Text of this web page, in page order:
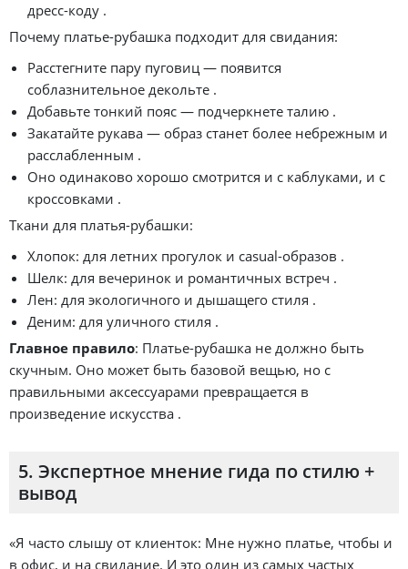
дресс-коду .
Почему платье-рубашка подходит для свидания:
Расстегните пару пуговиц — появится
соблазнительное декольте .
Добавьте тонкий пояс — подчеркнете талию .
Закатайте рукава — образ станет более небрежным и
расслабленным .
Оно одинаково хорошо смотрится и с каблуками, и с
кроссовками .
Ткани для платья-рубашки:
Хлопок: для летних прогулок и casual-образов .
Шелк: для вечеринок и романтичных встреч .
Лен: для экологичного и дышащего стиля .
Деним: для уличного стиля .
Главное правило: Платье-рубашка не должно быть
скучным. Оно может быть базовой вещью, но с
правильными аксессуарами превращается в
произведение искусства .
5. Экспертное мнение гида по стилю +
вывод
«Я часто слышу от клиенток: Мне нужно платье, чтобы и
в офис, и на свидание. И это один из самых частых